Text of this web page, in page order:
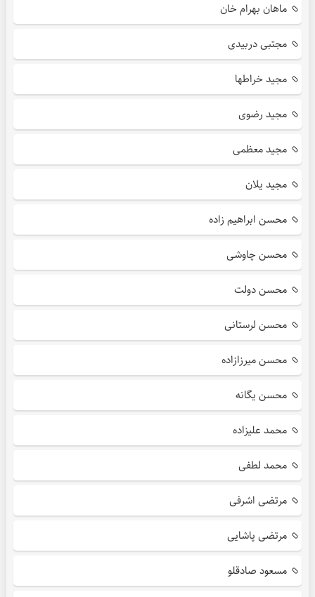
ماهان بهرام خان
مجتبی دربیدی
مجید خراطها
مجید رضوی
مجید معظمی
مجید یلان
محسن ابراهیم زاده
محسن چاوشی
محسن دولت
محسن لرستانی
محسن میرزازاده
محسن یگانه
محمد علیزاده
محمد لطفی
مرتضی اشرفی
مرتضی پاشایی
مسعود صادقلو